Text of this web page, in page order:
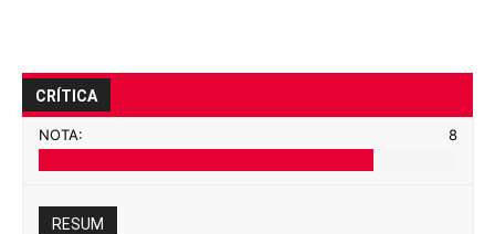
CRÍTICA
NOTA: 8
RESUM